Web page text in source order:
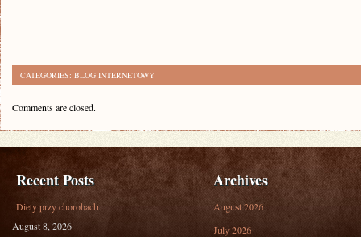
CATEGORIES: BLOG INTERNETOWY
Comments are closed.
Recent Posts
Diety przy chorobach
August 8, 2026
Archives
August 2026
July 2026